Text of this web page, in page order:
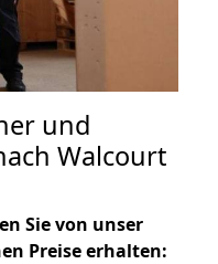
und
Walcourt
Sie von unser
Preise erhalten: